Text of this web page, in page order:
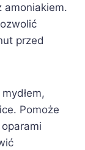
amoniakiem.
przed
Pomoże